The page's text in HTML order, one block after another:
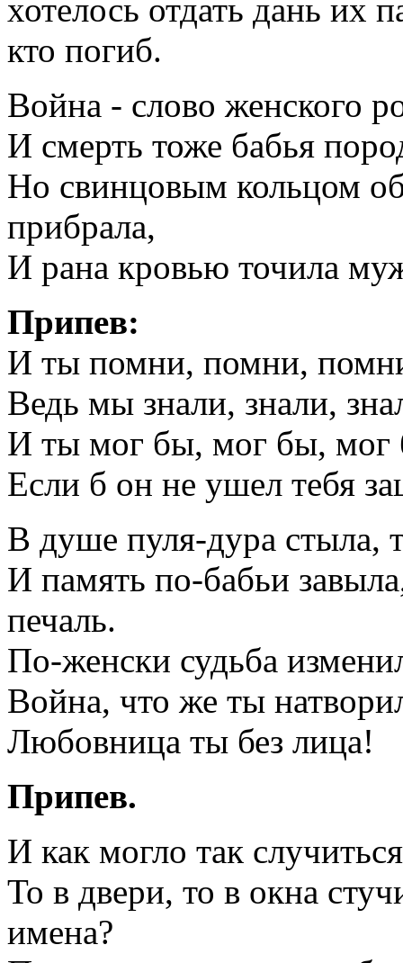
хотелось отдать дань их
кто погиб.
Война - слово женского
И смерть тоже бабья
Но свинцовым кольцом
прибрала,
И рана кровью точила
Припев:
И ты помни, помни,
Ведь мы знали, знали,
И ты мог бы, мог бы, мог
Если б он не ушел тебя
В душе пуля-дура стыла,
И память по-бабьи
печаль.
По-женски судьба
Война, что же ты
Любовница ты без лица!
Припев.
И как могло так
То в двери, то в окна
имена?